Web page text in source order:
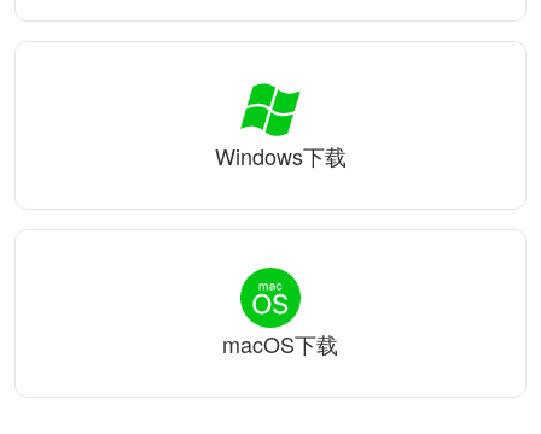
Windows下载
macOS下载